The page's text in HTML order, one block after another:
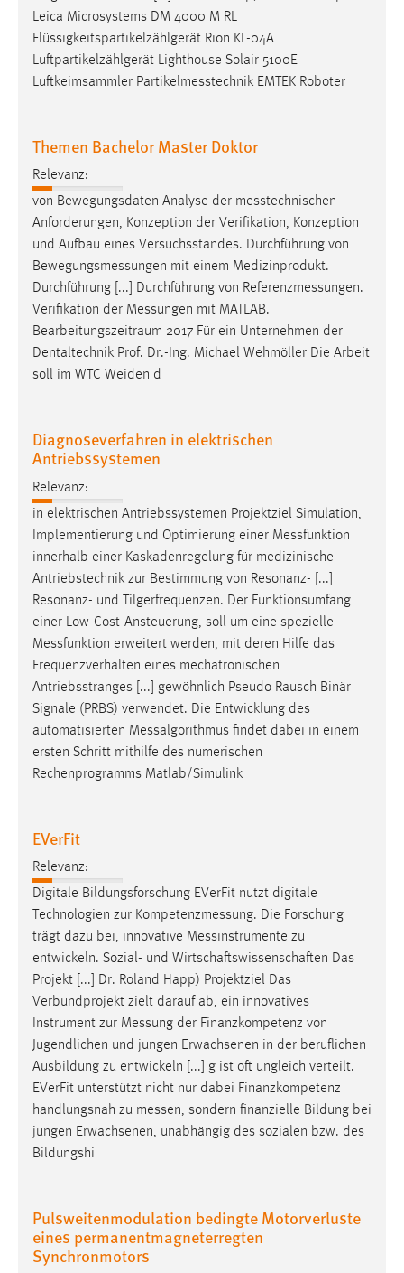
Leica Microsystems DM 4000 M RL
Flüssigkeitspartikelzählgerät Rion KL-04A
Luftpartikelzählgerät Lighthouse Solair 5100E
Luftkeimsammler Partikelmesstechnik EMTEK Roboter
Themen Bachelor Master Doktor
Relevanz:
von Bewegungsdaten Analyse der messtechnischen
Anforderungen, Konzeption der Verifikation, Konzeption
und Aufbau eines Versuchsstandes. Durchführung von
Bewegungsmessungen mit einem Medizinprodukt.
Durchführung [...] Durchführung von Referenzmessungen.
Verifikation der Messungen mit MATLAB.
Bearbeitungszeitraum 2017 Für ein Unternehmen der
Dentaltechnik Prof. Dr.-Ing. Michael Wehmöller Die Arbeit
soll im WTC Weiden d
Diagnoseverfahren in elektrischen
Antriebssystemen
Relevanz:
in elektrischen Antriebssystemen Projektziel Simulation,
Implementierung und Optimierung einer Messfunktion
innerhalb einer Kaskadenregelung für medizinische
Antriebstechnik zur Bestimmung von Resonanz- [...]
Resonanz- und Tilgerfrequenzen. Der Funktionsumfang
einer Low-Cost-Ansteuerung, soll um eine spezielle
Messfunktion erweitert werden, mit deren Hilfe das
Frequenzverhalten eines mechatronischen
Antriebsstranges [...] gewöhnlich Pseudo Rausch Binär
Signale (PRBS) verwendet. Die Entwicklung des
automatisierten Messalgorithmus findet dabei in einem
ersten Schritt mithilfe des numerischen
Rechenprogramms Matlab/Simulink
EVerFit
Relevanz:
Digitale Bildungsforschung EVerFit nutzt digitale
Technologien zur Kompetenzmessung. Die Forschung
trägt dazu bei, innovative Messinstrumente zu
entwickeln. Sozial- und Wirtschaftswissenschaften Das
Projekt [...] Dr. Roland Happ) Projektziel Das
Verbundprojekt zielt darauf ab, ein innovatives
Instrument zur Messung der Finanzkompetenz von
Jugendlichen und jungen Erwachsenen in der beruflichen
Ausbildung zu entwickeln [...] g ist oft ungleich verteilt.
EVerFit unterstützt nicht nur dabei Finanzkompetenz
handlungsnah zu messen, sondern finanzielle Bildung bei
jungen Erwachsenen, unabhängig des sozialen bzw. des
Bildungshi
Pulsweitenmodulation bedingte Motorverluste
eines permanentmagneterregten
Synchronmotors